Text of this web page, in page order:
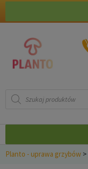
Wyszukiwarka
produktów
Planto - uprawa grzybów >